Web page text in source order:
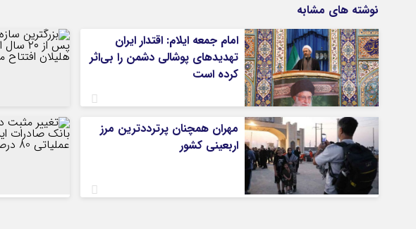
نوشته های مشابه
امام جمعه ایلام: اقتدار ایران
تهدیدهای پوشالی دشمن را بی‌اثر
کرده است
مهران همچنان پرترددترین مرز
اربعینی کشور